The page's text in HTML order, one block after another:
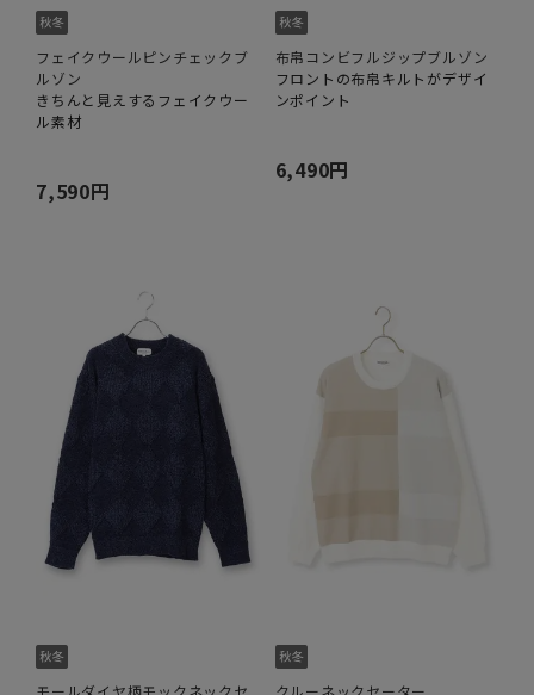
フェイクウールピンチェックブ
ルゾン
きちんと見えするフェイクウー
ル素材
7,590円
布帛コンビフルジップブルゾン
フロントの布帛キルトがデザイ
ンポイント
6,490円
モールダイヤ柄モックネックセ クルーネックセーター